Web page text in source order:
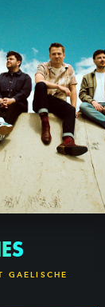
GAELISCHE